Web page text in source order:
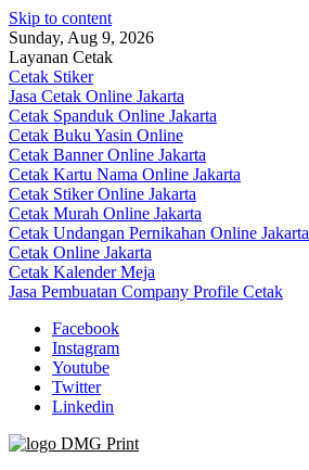
Skip to content
Sunday, Aug 9, 2026
Layanan Cetak
Cetak Stiker
Jasa Cetak Online Jakarta
Cetak Spanduk Online Jakarta
Cetak Buku Yasin Online
Cetak Banner Online Jakarta
Cetak Kartu Nama Online Jakarta
Cetak Stiker Online Jakarta
Cetak Murah Online Jakarta
Cetak Undangan Pernikahan Online Jakarta
Cetak Online Jakarta
Cetak Kalender Meja
Jasa Pembuatan Company Profile Cetak
Facebook
Instagram
Youtube
Twitter
Linkedin